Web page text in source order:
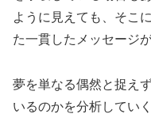
ように見えても、そこ
た一貫したメッセージ
夢を単なる偶然と捉え
いるのかを分析してい